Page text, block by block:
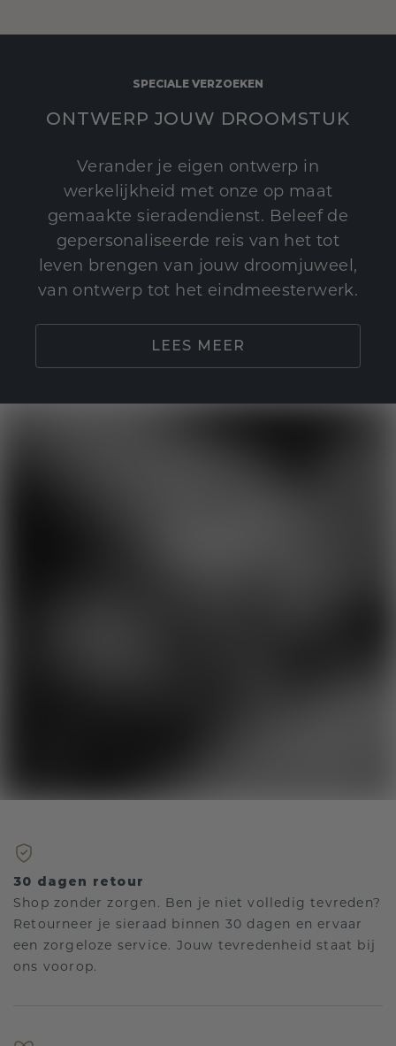
SPECIALE VERZOEKEN
ONTWERP JOUW DROOMSTUK
Verander je eigen ontwerp in
werkelijkheid met onze op maat
gemaakte sieradendienst. Beleef de
gepersonaliseerde reis van het tot
leven brengen van jouw droomjuweel,
van ontwerp tot het eindmeesterwerk.
LEES MEER
30 dagen retour
Shop zonder zorgen. Ben je niet volledig tevreden?
Retourneer je sieraad binnen 30 dagen en ervaar
een zorgeloze service. Jouw tevredenheid staat bij
ons voorop.